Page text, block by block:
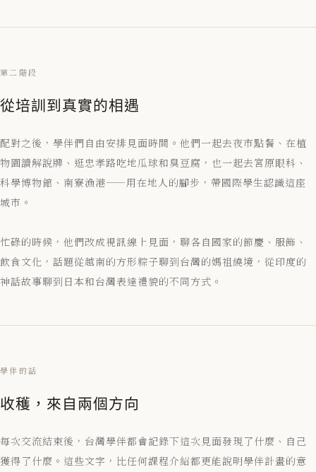
第二階段
從培訓到真實的相遇
配對之後，學伴們自由安排見面時間。他們一起去夜市點餐、在植
物園讀解說牌、逛忠孝路吃地瓜球和臭豆腐，也一起去宮原眼科、
科學博物館、南寮漁港——用在地人的腳步，帶國際學生認識這座
城市。
忙碌的時候，他們改成視訊線上見面，聊各自國家的節慶、服飾、
飲食文化，話題從越南的方形粽子聊到台灣的媽祖繞境，從印度的
神話故事聊到日本和台灣表達禮貌的不同方式。
學伴的話
收穫，來自兩個方向
每次交流結束後，台灣學伴都會記錄下這次見面發現了什麼、自己
獲得了什麼。這些文字，比任何課程介紹都更能說明學伴計畫的意